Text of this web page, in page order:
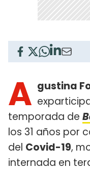
A gustina
temporada de
los 31 años por
del Covid-19,
internada en